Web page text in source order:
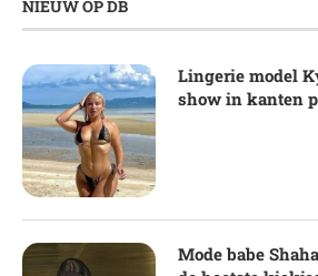
NIEUW OP DB
Lingerie model
show in kanten
Mode babe